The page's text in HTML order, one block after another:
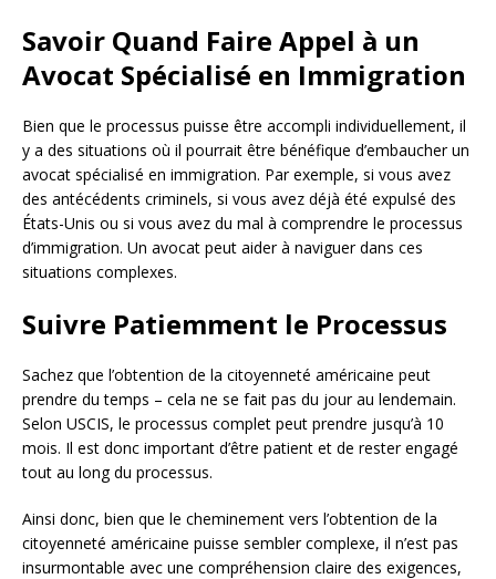
Savoir Quand Faire Appel à un
Avocat Spécialisé en Immigration
Bien que le processus puisse être accompli individuellement, il
y a des situations où il pourrait être bénéfique d’embaucher un
avocat spécialisé en immigration. Par exemple, si vous avez
des antécédents criminels, si vous avez déjà été expulsé des
États-Unis ou si vous avez du mal à comprendre le processus
d’immigration. Un avocat peut aider à naviguer dans ces
situations complexes.
Suivre Patiemment le Processus
Sachez que l’obtention de la citoyenneté américaine peut
prendre du temps – cela ne se fait pas du jour au lendemain.
Selon USCIS, le processus complet peut prendre jusqu’à 10
mois. Il est donc important d’être patient et de rester engagé
tout au long du processus.
Ainsi donc, bien que le cheminement vers l’obtention de la
citoyenneté américaine puisse sembler complexe, il n’est pas
insurmontable avec une compréhension claire des exigences,